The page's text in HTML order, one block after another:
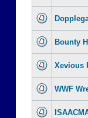
Bounty
Xevious
WWF